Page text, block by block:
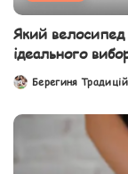
Який
ідеального
PostedБерегиня Традицій